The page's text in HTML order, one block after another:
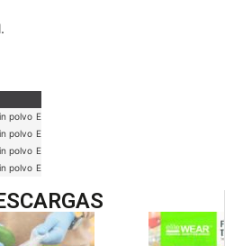
polvo EliteWear
polvo EliteWear
polvo EliteWear
polvo EliteWear